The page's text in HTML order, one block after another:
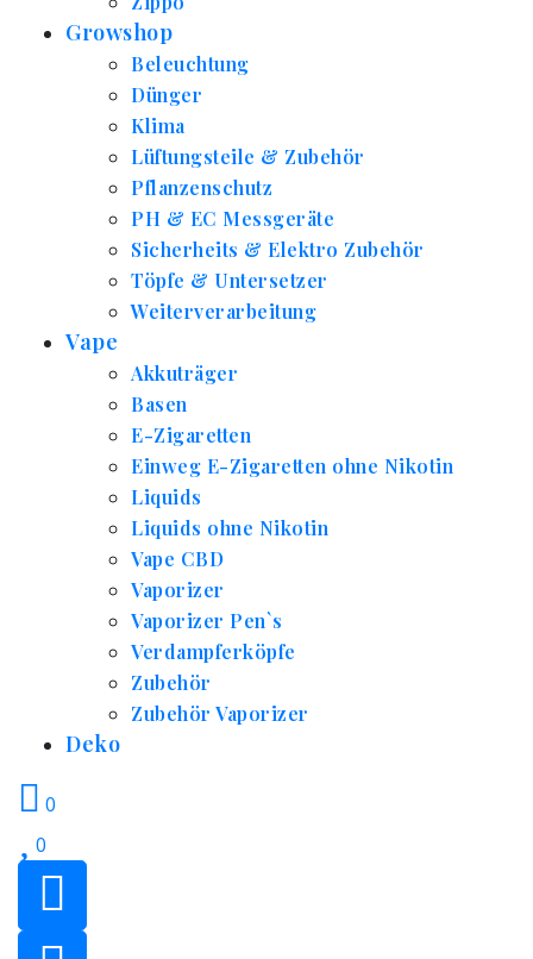
Growshop
Beleuchtung
Dünger
Klima
Lüftungsteile & Zubehör
Pflanzenschutz
PH & EC Messgeräte
Sicherheits & Elektro Zubehör
Töpfe & Untersetzer
Weiterverarbeitung
Vape
Akkuträger
Basen
E-Zigaretten
Einweg E-Zigaretten ohne Nikotin
Liquids
Liquids ohne Nikotin
Vape CBD
Vaporizer
Vaporizer Pen`s
Verdampferköpfe
Zubehör
Zubehör Vaporizer
Deko
0
0